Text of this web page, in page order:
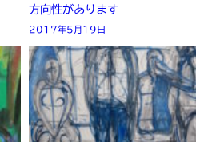
方向性があります
2017年5月19日